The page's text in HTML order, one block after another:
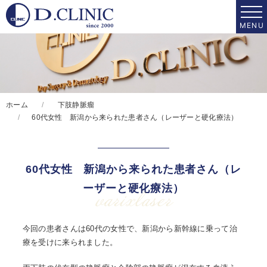
ホーム
下肢静脈瘤
60代女性 新潟から来られた患者さん（レーザーと硬化療法）
60代女性 新潟から来られた患者さん（レ
ーザーと硬化療法）
varixlaser
今回の患者さんは60代の女性で、新潟から新幹線に乗って治
療を受けに来られました。